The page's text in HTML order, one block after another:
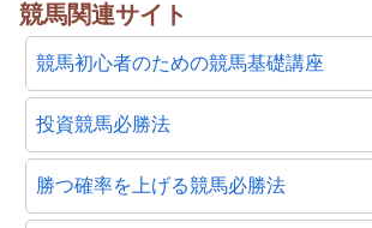
競馬関連サイト
競馬初心者のための競馬基礎講座
投資競馬必勝法
勝つ確率を上げる競馬必勝法